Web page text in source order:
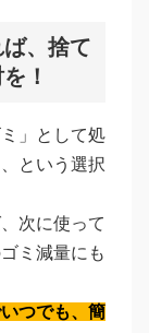
、捨て
！
」として処
という選択
次に使って
ミ減量にも
つでも、簡